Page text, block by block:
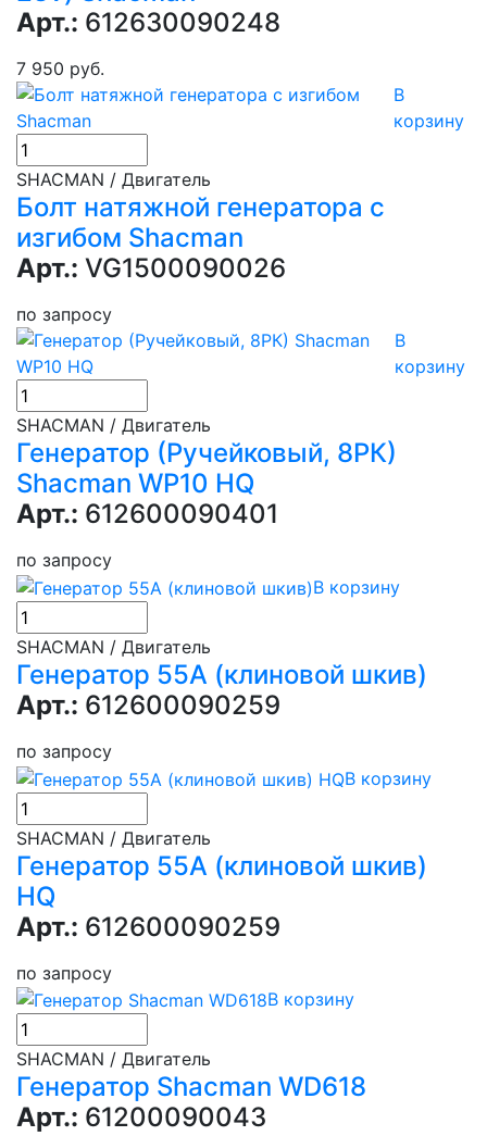
Арт.: 612630090248
7 950 руб.
В
корзину
SHACMAN / Двигатель
Болт натяжной генератора с
изгибом Shacman
Арт.: VG1500090026
по запросу
В
корзину
SHACMAN / Двигатель
Генератор (Ручейковый, 8РК)
Shacman WP10 HQ
Арт.: 612600090401
по запросу
В корзину
SHACMAN / Двигатель
Генератор 55А (клиновой шкив)
Арт.: 612600090259
по запросу
В корзину
SHACMAN / Двигатель
Генератор 55А (клиновой шкив)
HQ
Арт.: 612600090259
по запросу
В корзину
SHACMAN / Двигатель
Генератор Shacman WD618
Арт.: 61200090043